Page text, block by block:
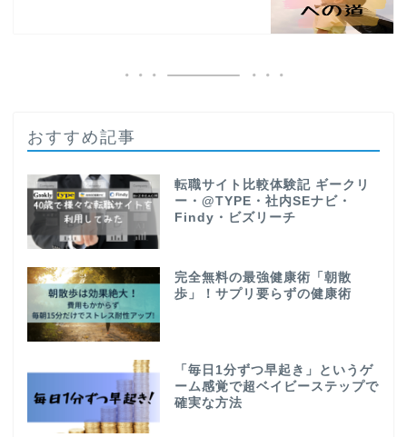
おすすめ記事
転職サイト比較体験記 ギークリ
ー・@TYPE・社内SEナビ・
Findy・ビズリーチ
完全無料の最強健康術「朝散
歩」！サプリ要らずの健康術
「毎日1分ずつ早起き」というゲ
ーム感覚で超ベイビーステップで
確実な方法